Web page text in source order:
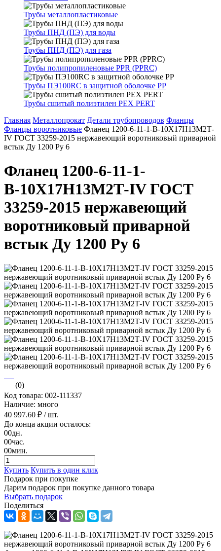
Трубы металлопластиковые
Трубы ПНД (ПЭ) для воды
Трубы ПНД (ПЭ) для газа
Трубы полипропиленовые PPR (PPRC)
Трубы ПЭ100RC в защитной оболочке PP
Трубы сшитый полиэтилен PEX PERT
Главная Металлопрокат Детали трубопроводов Фланцы
Фланцы воротниковые Фланец 1200-6-11-1-В-10Х17Н13М2Т-
IV ГОСТ 33259-2015 нержавеющий воротниковый приварной
встык Ду 1200 Ру 6
Фланец 1200-6-11-1-
В-10Х17Н13М2Т-IV ГОСТ
33259-2015 нержавеющий
воротниковый приварной
встык Ду 1200 Ру 6
(0)
Код товара: 002-111337
Наличие: много
40 997.60 ₽ / шт.
До конца акции осталось:
00дн.
00час.
00мин.
Купить Купить в один клик
Подарок при покупке
Дарим подарок при покупке данного товара
Выбрать подарок
Поделиться